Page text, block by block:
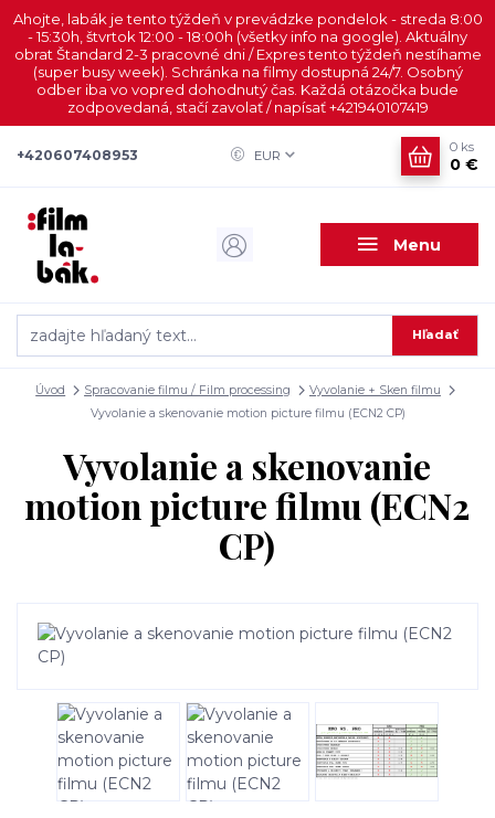
Ahojte, labák je tento týždeň v prevádzke pondelok - streda 8:00
- 15:30h, štvrtok 12:00 - 18:00h (všetky info na google). Aktuálny
obrat Štandard 2-3 pracovné dni / Expres tento týždeň nestíhame
(super busy week). Schránka na filmy dostupná 24/7. Osobný
odber iba vo vopred dohodnutý čas. Každá otázočka bude
zodpovedaná, stačí zavolať / napísať +421940107419
Menu
EUR
Hľadať
+420607408953
0 ks
0 €
Úvod Spracovanie filmu / Film processing
Vyvolanie + Sken filmu
Vyvolanie a skenovanie motion picture filmu (ECN2 CP)
Vyvolanie a skenovanie
motion picture filmu (ECN2
CP)